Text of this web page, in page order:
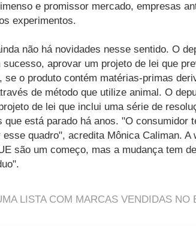
e promissor mercado, empresas
experimentos.
não há novidades nesse sentido. O
sucesso, aprovar um projeto de lei que
se o produto contém matérias-primas
de método que utilize animal. O
de lei que inclui uma série de
que está parado há anos. "O consumidor
esse quadro", acredita Mônica Caliman.
são um começo, mas a mudança tem
LISTA COM MARCAS VENDIDAS NO